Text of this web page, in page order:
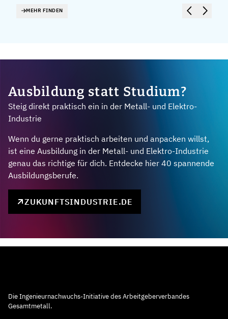
MEHR FINDEN
Ausbildung statt Studium?
Steig direkt praktisch ein in der Metall- und Elektro-
Industrie
Wenn du gerne praktisch arbeiten und anpacken willst,
ist eine Ausbildung in der Metall- und Elektro-Industrie
genau das richtige für dich. Entdecke hier 40 spannende
Ausbildungsberufe.
ZUKUNFTSINDUSTRIE.DE
Die Ingenieurnachwuchs-Initiative des Arbeitgeberverbandes
Gesamtmetall.